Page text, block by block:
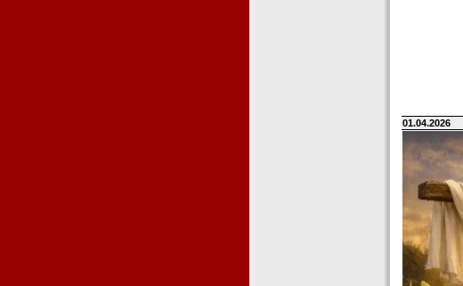
01.04.2026